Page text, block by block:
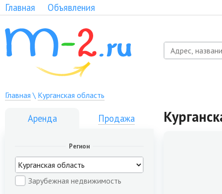
Главная Объявления
Главная \ Курганская область
Аренда Продажа
Регион
Зарубежная недвижимость